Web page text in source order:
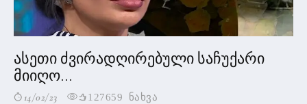
ასეთი ძვირადღირებული საჩუქარი
მიიღო...
14/02/23 127659 ნახვა